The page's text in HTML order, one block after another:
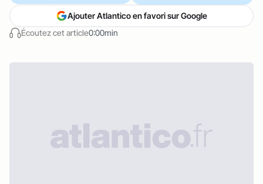
Écoutez cet article0:00min
Ajouter Atlantico en favori sur Google